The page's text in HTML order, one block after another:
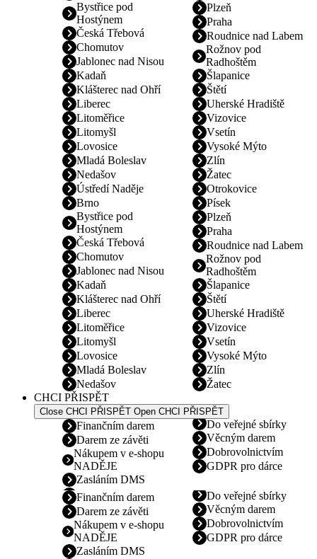
Bystřice pod
Hostýnem
Česká Třebová
Chomutov
Jablonec nad Nisou
Kadaň
Klášterec nad Ohří
Liberec
Litoměřice
Litomyšl
Lovosice
Mladá Boleslav
Nedašov
Plzeň
Praha
Roudnice nad Labem
Rožnov pod
Radhoštěm
Šlapanice
Štětí
Uherské Hradiště
Vizovice
Vsetín
Vysoké Mýto
Zlín
Žatec
Ústředí Naděje
Brno
Bystřice pod
Hostýnem
Česká Třebová
Chomutov
Jablonec nad Nisou
Kadaň
Klášterec nad Ohří
Liberec
Litoměřice
Litomyšl
Lovosice
Mladá Boleslav
Nedašov
Otrokovice
Písek
Plzeň
Praha
Roudnice nad Labem
Rožnov pod
Radhoštěm
Šlapanice
Štětí
Uherské Hradiště
Vizovice
Vsetín
Vysoké Mýto
Zlín
Žatec
CHCI PŘISPĚT
Close CHCI PŘISPĚT Open CHCI PŘISPĚT
Finančním darem
Darem ze závěti
Nákupem v e-shopu
NADĚJE
Zasláním DMS
Do veřejné sbírky
Věcným darem
Dobrovolnictvím
GDPR pro dárce
Finančním darem
Darem ze závěti
Nákupem v e-shopu
NADĚJE
Zasláním DMS
Do veřejné sbírky
Věcným darem
Dobrovolnictvím
GDPR pro dárce